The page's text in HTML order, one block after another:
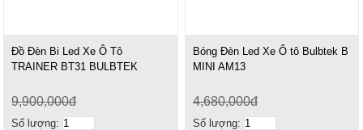
Đồ Đèn Bi Led Xe Ô Tô
TRAINER BT31 BULBTEK
9,900,000đ
Số lượng:
Bóng Đèn Led Xe Ô tô Bulbtek B
MINI AM13
4,680,000đ
Số lượng: